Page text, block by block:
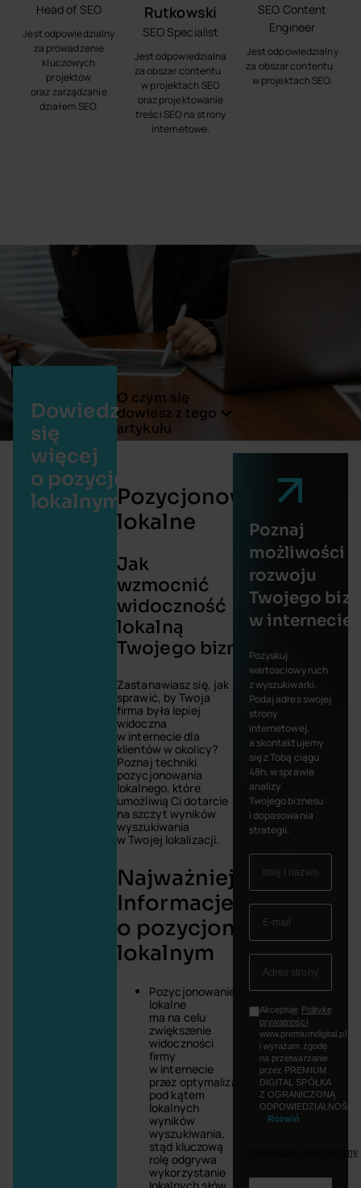
Head of SEO
Jest odpowiedzialny
za prowadzenie
kluczowych
projektów
oraz zarządzanie
działem SEO.
Rutkowski
SEO Specialist
Jest odpowiedzialna
za obszar contentu
w projektach SEO
oraz projektowanie
treści SEO na strony
internetowe.
SEO Content
Engineer
Jest odpowiedzialny
za obszar contentu
w projektach SEO.
Dowiedz
się
więcej
o pozycjonowaniu
lokalnym
O czym się
dowiesz z tego
artykułu
Pozycjonowanie
lokalne
Jak
wzmocnić
widoczność
lokalną
Twojego biznesu?
Zastanawiasz się, jak
sprawić, by Twoja
firma była lepiej
widoczna
w internecie dla
klientów w okolicy?
Poznaj techniki
pozycjonowania
lokalnego, które
umożliwią Ci dotarcie
na szczyt wyników
wyszukiwania
w Twojej lokalizacji.
Najważniejsze
Informacje
o pozycjonowaniu
lokalnym
Pozycjonowanie
lokalne
ma na celu
zwiększenie
widoczności
firmy
w internecie
przez optymalizację
pod kątem
lokalnych
wyników
wyszukiwania,
stąd kluczową
rolę odgrywa
wykorzystanie
Poznaj
możliwości
rozwoju
Twojego
w internecie
Pozyskuj
wartosciowy ruch
z wyszukiwarki.
Podaj adres swojej
strony
internetowej,
a skontaktujemy
się z Tobą ciągu
48h, w sprawie
analizy
Twojego biznesu
i dopasowania
strategii.
Akceptuję Politykę
prywatności
www.premiumdigital.pl
i wyrażam zgodę
na przetwarzanie
przez PREMIUM
DIGITAL SPÓŁKA
Z OGRANICZONĄ
Rozwiń
Obowiązek informacyjny